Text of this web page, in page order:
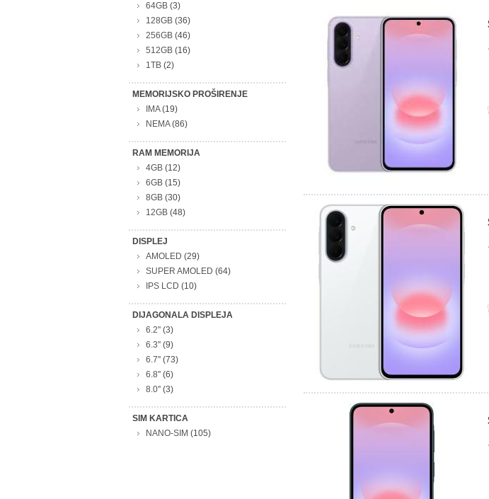
64GB (3)
128GB (36)
256GB (46)
512GB (16)
1TB (2)
MEMORIJSKO PROŠIRENJE
IMA(19)
NEMA(86)
RAM MEMORIJA
4GB (12)
6GB (15)
8GB (30)
12GB (48)
DISPLEJ
AMOLED (29)
SUPER AMOLED (64)
IPS LCD (10)
DIJAGONALA DISPLEJA
6.2'' (3)
6.3'' (9)
6.7'' (73)
6.8'' (6)
8.0'' (3)
SIM KARTICA
NANO-SIM (105)
.
.
.